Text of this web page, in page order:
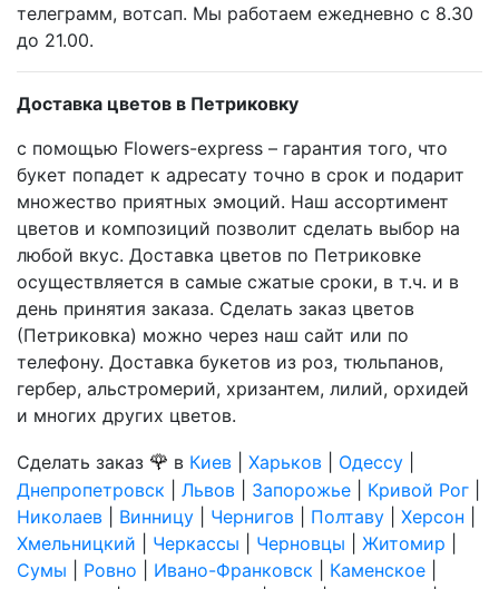
телеграмм, вотсап. Мы работаем ежедневно с 8.30
до 21.00.
Доставка цветов в Петриковку
с помощью Flowers-express – гарантия того, что
букет попадет к адресату точно в срок и подарит
множество приятных эмоций. Наш ассортимент
цветов и композиций позволит сделать выбор на
любой вкус. Доставка цветов по Петриковке
осуществляется в самые сжатые сроки, в т.ч. и в
день принятия заказа. Сделать заказ цветов
(Петриковка) можно через наш сайт или по
телефону. Доставка букетов из роз, тюльпанов,
гербер, альстромерий, хризантем, лилий, орхидей
и многих других цветов.
Сделать заказ 🌹 в Киев Харьков Одессу
Днепропетровск
Львов Запорожье Кривой Рог
Николаев
Винницу Чернигов Полтаву Херсон
Хмельницкий
Черкассы Черновцы Житомир
Сумы
Ровно Ивано-Франковск Каменское